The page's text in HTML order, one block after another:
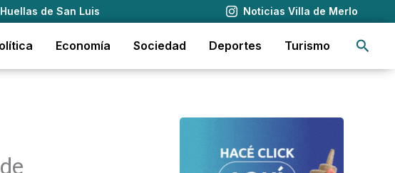
Huellas de San Luis Noticias Villa de Merlo
Economía Sociedad Deportes Turismo